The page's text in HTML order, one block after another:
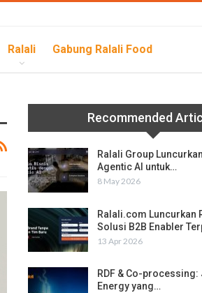
Ralali Gabung Ralali Food
Recommended
Ralali Group
Agentic AI untuk…
8 May 2026
Ralali.com Luncurkan
Solusi B2B Enabler
13 Apr 2026
RDF & Co-
Energy yang…